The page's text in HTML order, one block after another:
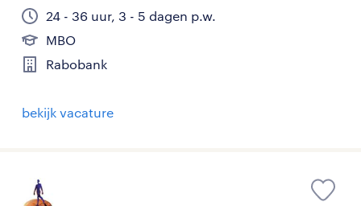
24 - 36 uur, 3 - 5 dagen p.w.
MBO
Rabobank
bekijk vacature